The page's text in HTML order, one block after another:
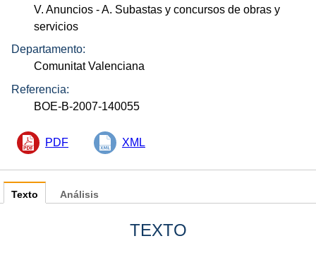
V. Anuncios - A. Subastas y concursos de obras y
servicios
Departamento:
Comunitat Valenciana
Referencia:
BOE-B-2007-140055
PDF XML
Texto
TEXTO
Análisis